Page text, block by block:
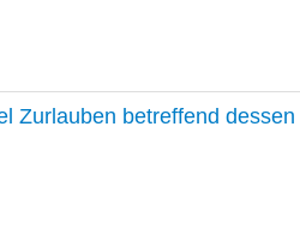
Zurlauben betreffend